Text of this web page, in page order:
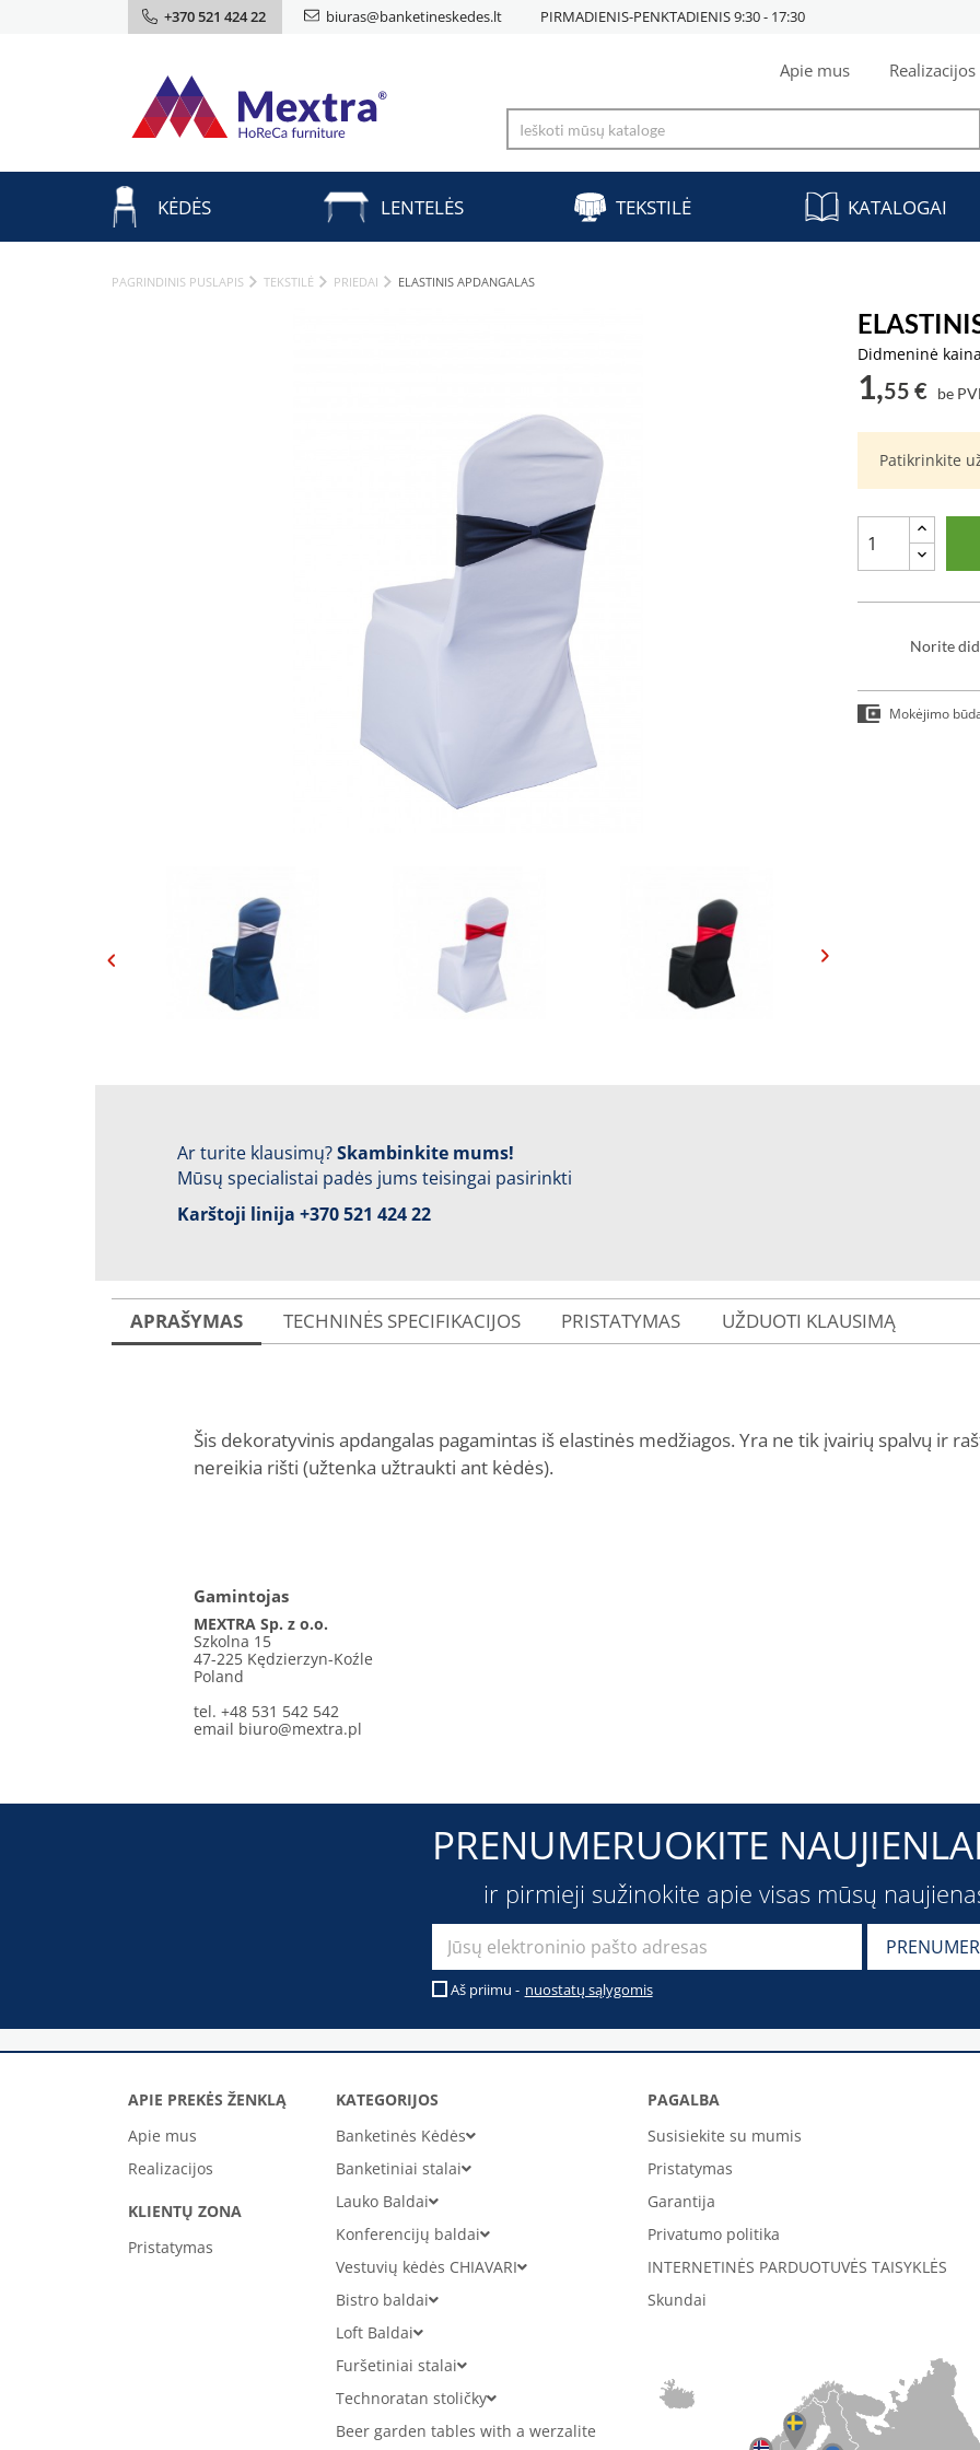
+370 521 424 22 biuras@banketineskedes.lt PIRMADIENIS-PENKTADIENIS 9:30 - 17:30
Apie mus Realizacijos
KĖDĖS LENTELĖS TEKSTILĖ KATALOGAI
PAGRINDINIS PUSLAPIS TEKSTILĖ PRIEDAI ELASTINIS APDANGALAS
Didmeninė kaina
1,55 € be
Patikrinkite
Norite
Mokėjimo
Ar turite klausimų?Skambinkite mums!
Mūsų specialistai padės jums teisingai pasirinkti
Karštoji linija +370 521 424 22
APRAŠYMAS TECHNINĖS SPECIFIKACIJOS PRISTATYMAS UŽDUOTI KLAUSIMĄ
Šis dekoratyvinis apdangalas pagamintas iš elastinės medžiagos. Yra ne tik įvairių spalvų ir
nereikia rišti (užtenka užtraukti ant kėdės).
Gamintojas
MEXTRA Sp. z o.o.
Szkolna 15
47-225 Kędzierzyn-Koźle
Poland
tel. +48 531 542 542
email biuro@mextra.pl
PRENUMERUOKITE
ir pirmieji sužinokite apie visas mūsų
Aš priimu - nuostatų sąlygomis
APIE PREKĖS ŽENKLĄ
Apie mus
Realizacijos
KLIENTŲ ZONA
Pristatymas
KATEGORIJOS
Banketinės Kėdės
Banketiniai stalai
Lauko Baldai
Konferencijų baldai
Vestuvių kėdės CHIAVARI
Bistro baldai
Loft Baldai
Furšetiniai stalai
Technoratan stoličky
Beer garden tables with a werzalite
PAGALBA
Susisiekite su mumis
Pristatymas
Garantija
Privatumo politika
INTERNETINĖS PARDUOTUVĖS TAISYKLĖS
Skundai